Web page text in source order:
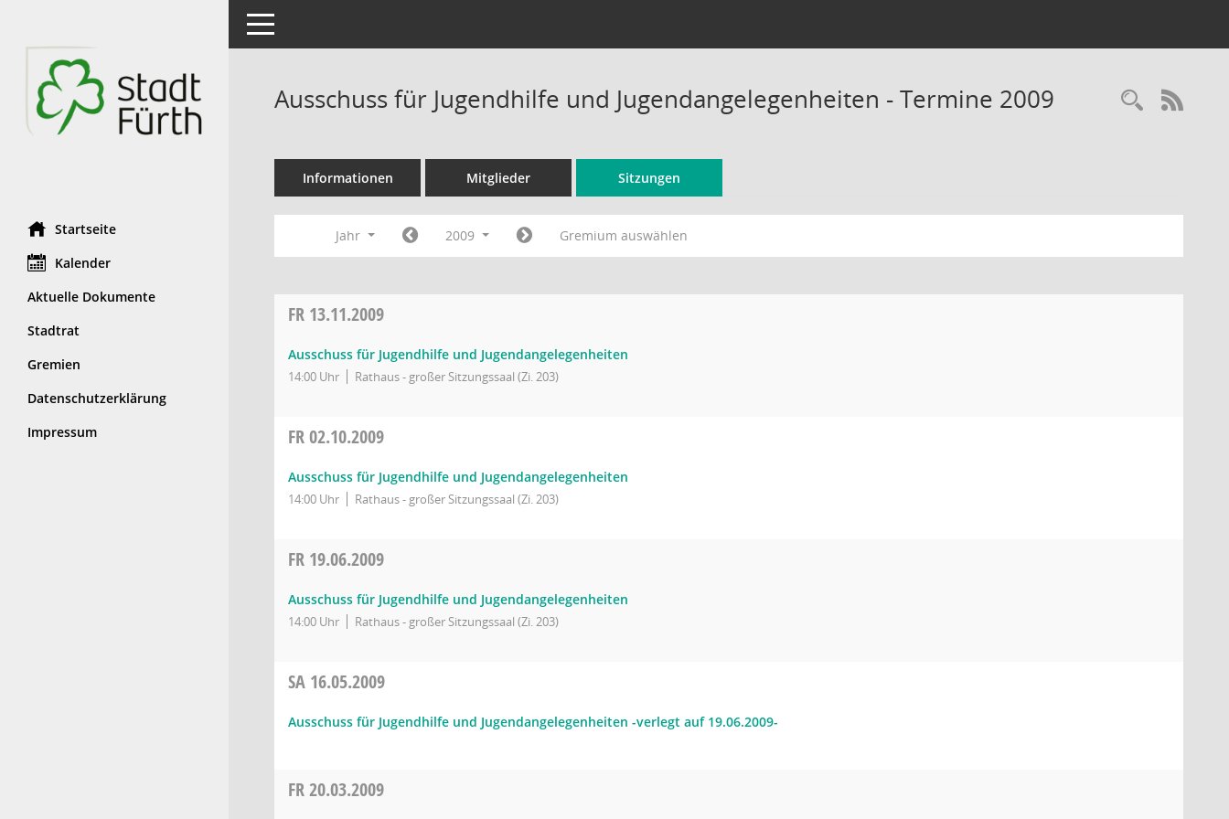
Startseite
Kalender
Aktuelle Dokumente
Stadtrat
Gremien
Datenschutzerklärung
Impressum
Toggle navigation
Ausschuss für Jugendhilfe und Jugendangelegenheiten - Termine 2009
Informationen Mitglieder Sitzungen
Jahr 2009 Gremium auswählen
FR 13.11.2009
Ausschuss für Jugendhilfe und Jugendangelegenheiten
14:00 Uhr Rathaus - großer Sitzungssaal (Zi. 203)
FR02.10.2009
Ausschuss für Jugendhilfe und Jugendangelegenheiten
14:00 Uhr Rathaus - großer Sitzungssaal (Zi. 203)
FR 19.06.2009
Ausschuss für Jugendhilfe und Jugendangelegenheiten
14:00 Uhr Rathaus - großer Sitzungssaal (Zi. 203)
SA 16.05.2009
Ausschuss für Jugendhilfe und Jugendangelegenheiten -verlegt auf 19.06.2009-
FR20.03.2009